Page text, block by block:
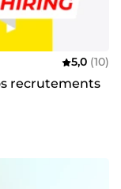
5,0 (10)
recrutements